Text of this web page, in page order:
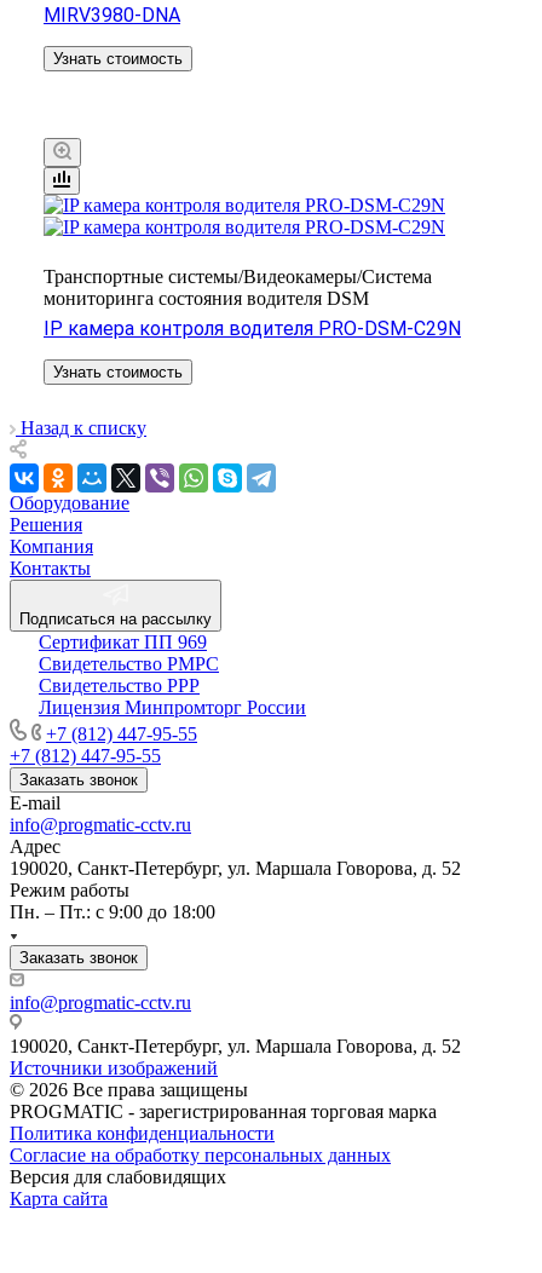
MIRV3980-DNA
Узнать стоимость
Транспортные системы/Видеокамеры/Система
мониторинга состояния водителя DSM
IP камера контроля водителя PRO-DSM-C29N
Узнать стоимость
Назад к списку
Оборудование
Решения
Компания
Контакты
Подписаться на рассылку
Сертификат ПП 969
Свидетельство РМРС
Свидетельство РРР
Лицензия Минпромторг России
+7 (812) 447-95-55
+7 (812) 447-95-55
Заказать звонок
E-mail
info@progmatic-cctv.ru
Адрес
190020, Санкт-Петербург, ул. Маршала Говорова, д. 52
Режим работы
Пн. – Пт.: с 9:00 до 18:00
Заказать звонок
info@progmatic-cctv.ru
190020, Санкт-Петербург, ул. Маршала Говорова, д. 52
Источники изображений
© 2026 Все права защищены
PROGMATIC - зарегистрированная торговая марка
Политика конфиденциальности
Согласие на обработку персональных данных
Версия для слабовидящих
Карта сайта